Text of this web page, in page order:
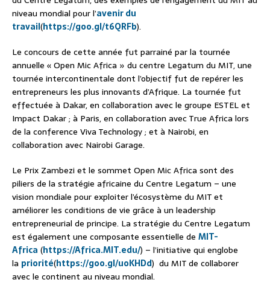
niveau mondial pour l’avenir du
travail(https://goo.gl/t6QRFb).
Le concours de cette année fut parrainé par la tournée
annuelle « Open Mic Africa » du centre Legatum du MIT, une
tournée intercontinentale dont l’objectif fut de repérer les
entrepreneurs les plus innovants d’Afrique. La tournée fut
effectuée à Dakar, en collaboration avec le groupe ESTEL et
Impact Dakar ; à Paris, en collaboration avec True Africa lors
de la conference Viva Technology ; et à Nairobi, en
collaboration avec Nairobi Garage.
Le Prix Zambezi et le sommet Open Mic Africa sont des
piliers de la stratégie africaine du Centre Legatum – une
vision mondiale pour exploiter l’écosystème du MIT et
améliorer les conditions de vie grâce à un leadership
entrepreneurial de principe. La stratégie du Centre Legatum
est également une composante essentielle de MIT-
Africa (https://Africa.MIT.edu/) – l’initiative qui englobe
la priorité(https://goo.gl/uoKHDd) du MIT de collaborer
avec le continent au niveau mondial.